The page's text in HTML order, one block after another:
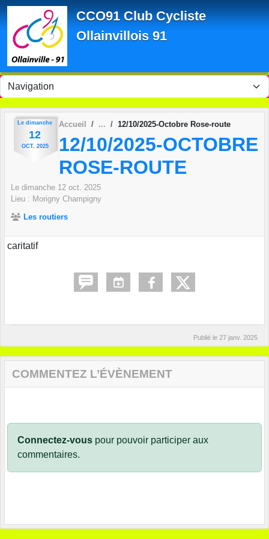
CCO91 Club Cycliste
Ollainvillois 91
Le dimanche
12
OCT. 2025
Accueil 12/10/2025-Octobre Rose-route
12/10/2025-OCTOBRE
ROSE-ROUTE
Le dimanche 12 oct. 2025
Lieu : Morigny Champigny
Les routiers
caritatif
Publié le 27 janv. 2025
COMMENTEZ L’ÉVÈNEMENT
Connectez-vous pour pouvoir participer aux
commentaires.
Panneau de gestion des cookies